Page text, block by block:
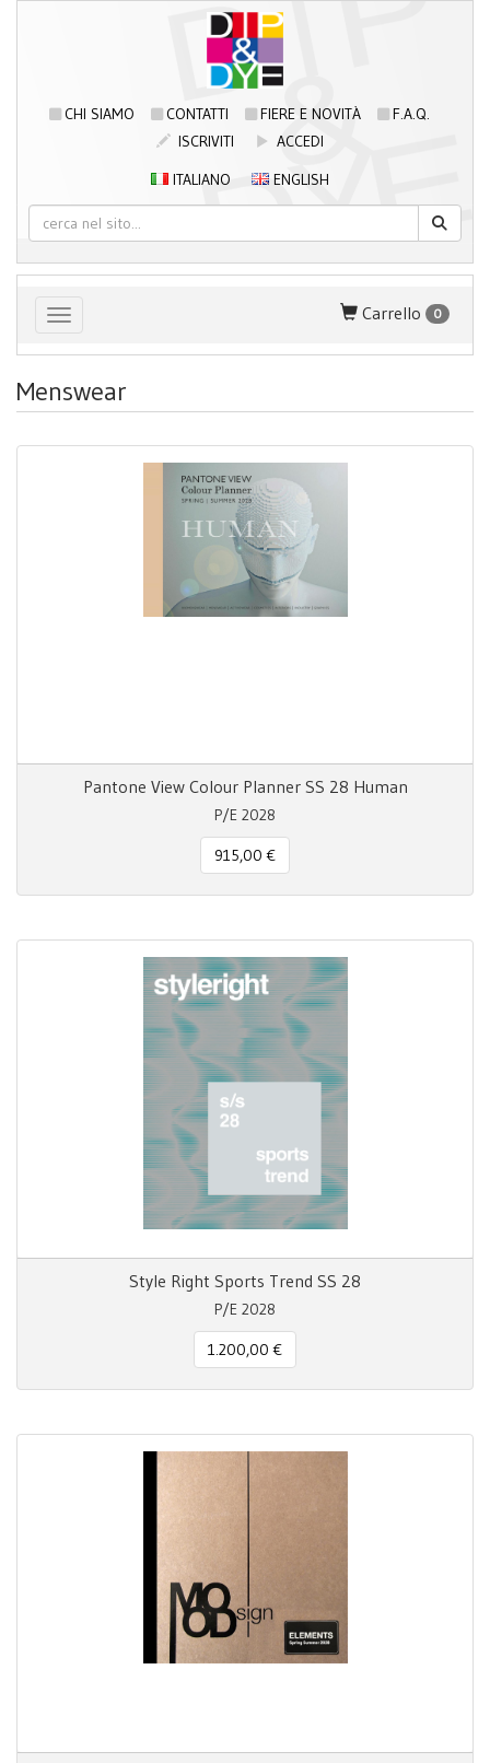
CHI SIAMO CONTATTI FIERE E NOVITÀ
F.A.Q.
ISCRIVITI
ACCEDI
ITALIANO
ENGLISH
Toggle navigation Carrello 0
Menswear
Pantone View Colour Planner SS 28 Human
P/E 2028
915,00 €
Style Right Sports Trend SS 28
P/E 2028
1.200,00 €